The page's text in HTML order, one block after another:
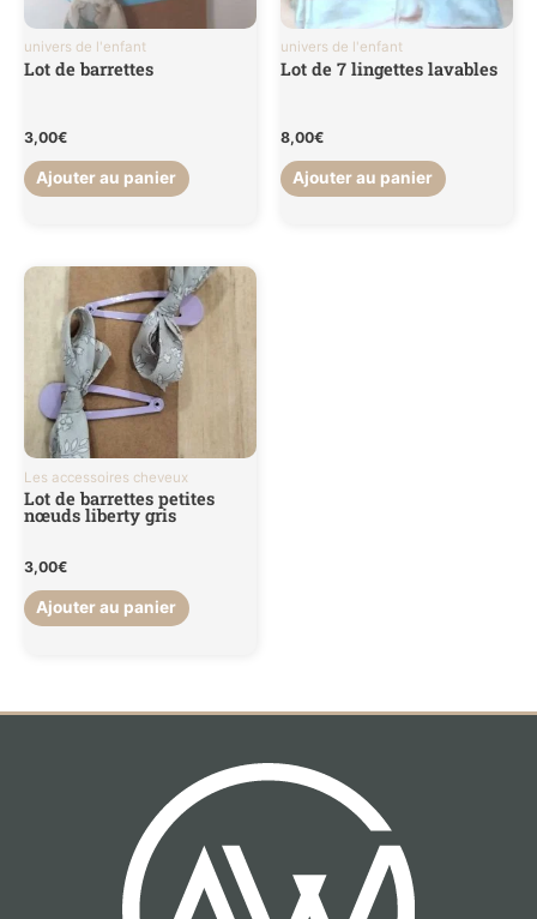
univers de l'enfant
Lot de barrettes
3,00€
Ajouter au panier
univers de l'enfant
Lot de 7 lingettes lavables
8,00€
Ajouter au panier
Les accessoires cheveux
Lot de barrettes petites
nœuds liberty gris
3,00€
Ajouter au panier